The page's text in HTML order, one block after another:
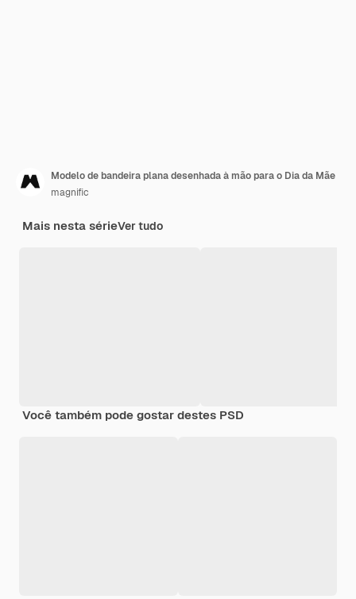
Modelo de bandeira plana desenhada à mão para o Dia da Mãe
magnific
Mais nesta sérieVer tudo
Você também pode gostar destes PSD